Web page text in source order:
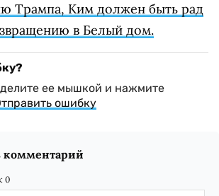
Трампа, Ким должен быть рад
в Белый дом.
ее мышкой и нажмите
ошибку
комментарий
0